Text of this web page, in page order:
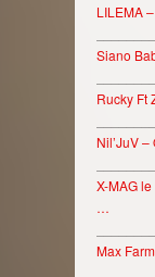
LILEMA
Siano
Rucky Ft
Nil’JuV
X-MAG
…
Max